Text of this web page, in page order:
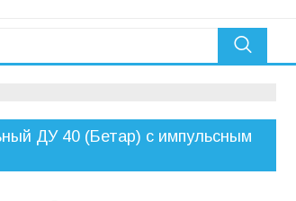
ДУ 40 (Бетар) с импульсным